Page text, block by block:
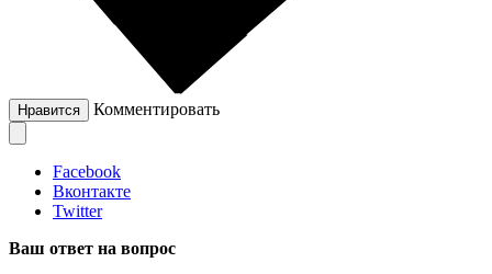
Нравится Комментировать
Facebook
Вконтакте
Twitter
Ваш ответ на вопрос